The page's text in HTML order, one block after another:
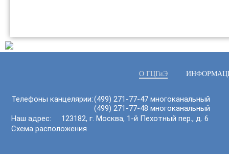
О ГЦГиЭ
Телефоны канцелярии:(499) 271-77-47 многоканальный
(499) 271-77-48 многоканальный
Наш адрес: 123182, г. Москва, 1-й Пехотный пер., д. 6
Схема расположения